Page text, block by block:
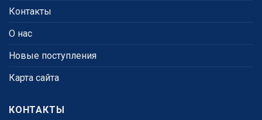
Контакты
О нас
Новые поступления
Карта сайта
КОНТАКТЫ